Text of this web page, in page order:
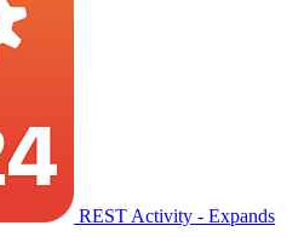
REST Activity - Expands